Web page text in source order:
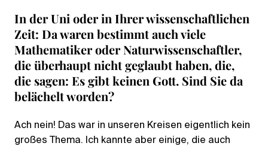
In der Uni oder in Ihrer wissenschaftlichen
Zeit: Da waren bestimmt auch viele
Mathematiker oder Naturwissenschaftler,
die überhaupt nicht geglaubt haben, die,
die sagen: Es gibt keinen Gott. Sind Sie da
belächelt worden?
Ach nein! Das war in unseren Kreisen eigentlich kein
großes Thema. Ich kannte aber einige, die auch